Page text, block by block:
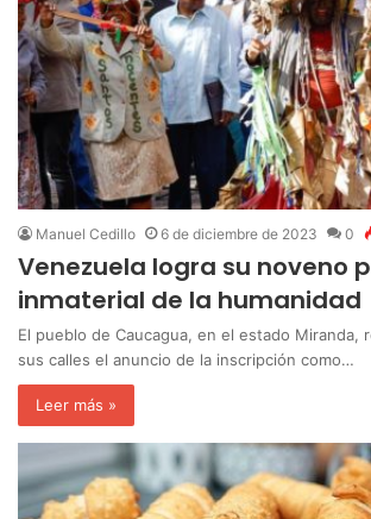
Manuel Cedillo 6 de diciembre de 2023 0
Venezuela logra su noveno
inmaterial de la humanidad
El pueblo de Caucagua, en el estado Miranda,
sus calles el anuncio de la inscripción como…
Leer más »